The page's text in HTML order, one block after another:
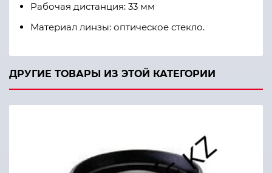
Рабочая дистанция: 33 мм
Материал линзы: оптическое стекло.
ДРУГИЕ ТОВАРЫ ИЗ ЭТОЙ КАТЕГОРИИ